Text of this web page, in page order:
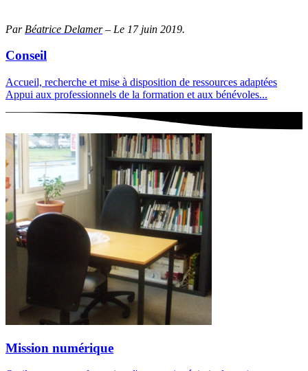
Par Béatrice Delamer– Le 17 juin 2019.
Conseil
Accueil, recherche et mise à disposition de ressources adaptées
Appui aux professionnels de la formation et aux bénévoles...
Mission numérique